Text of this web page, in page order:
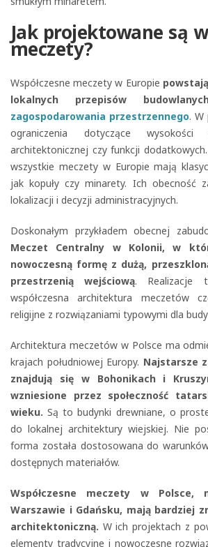
Jak projektowane są
meczety?
Współczesne meczety w Europie
lokalnych przepisów
zagospodarowania przestrzennego. W
ograniczenia dotyczące wysokości
architektonicznej czy funkcji
wszystkie meczety w Europie mają
jak kopuły czy minarety. Ich obecność
lokalizacji i decyzji administracyjnych.
Doskonałym przykładem obecnej
Meczet Centralny w Kolonii, w
nowoczesną formę z dużą,
przestrzenią wejściową. Realizacje
współczesna architektura meczetów
religijne z rozwiązaniami typowymi dla
Architektura meczetów w Polsce ma
krajach południowej Europy. Najstarsze
znajdują się w Bohonikach i
wzniesione przez społeczność
wieku. Są to budynki drewniane, o
do lokalnej architektury wiejskiej. Nie
forma została dostosowana do
dostępnych materiałów.
Współczesne meczety w Polsce,
Warszawie i Gdańsku, mają bardziej
architektoniczną. W ich projektach z
elementy tradycyjne i nowoczesne